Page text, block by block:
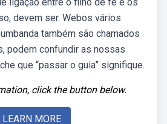
devem ser. Webos vários
também são chamados
podem confundir as nossas
que “passar o guia” signifique.
click the button below.
LEARN MORE